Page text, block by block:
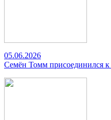
05.06.2026
Семён Томм присоединился к